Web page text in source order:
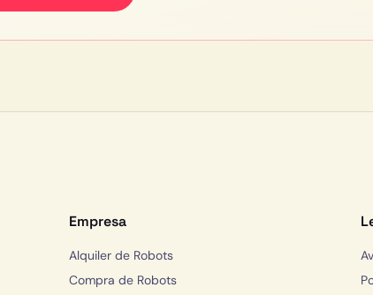
Empresa
Alquiler de Robots
Compra de Robots